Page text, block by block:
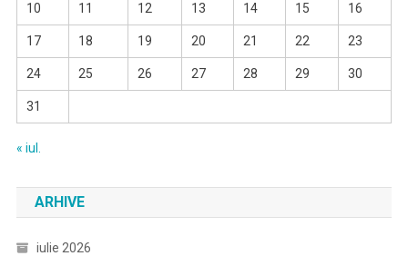
10 11 12 13 14 15 16
17 18 19 20 21 22 23
24 25 26 27 28 29 30
31
« iul.
ARHIVE
iulie 2026